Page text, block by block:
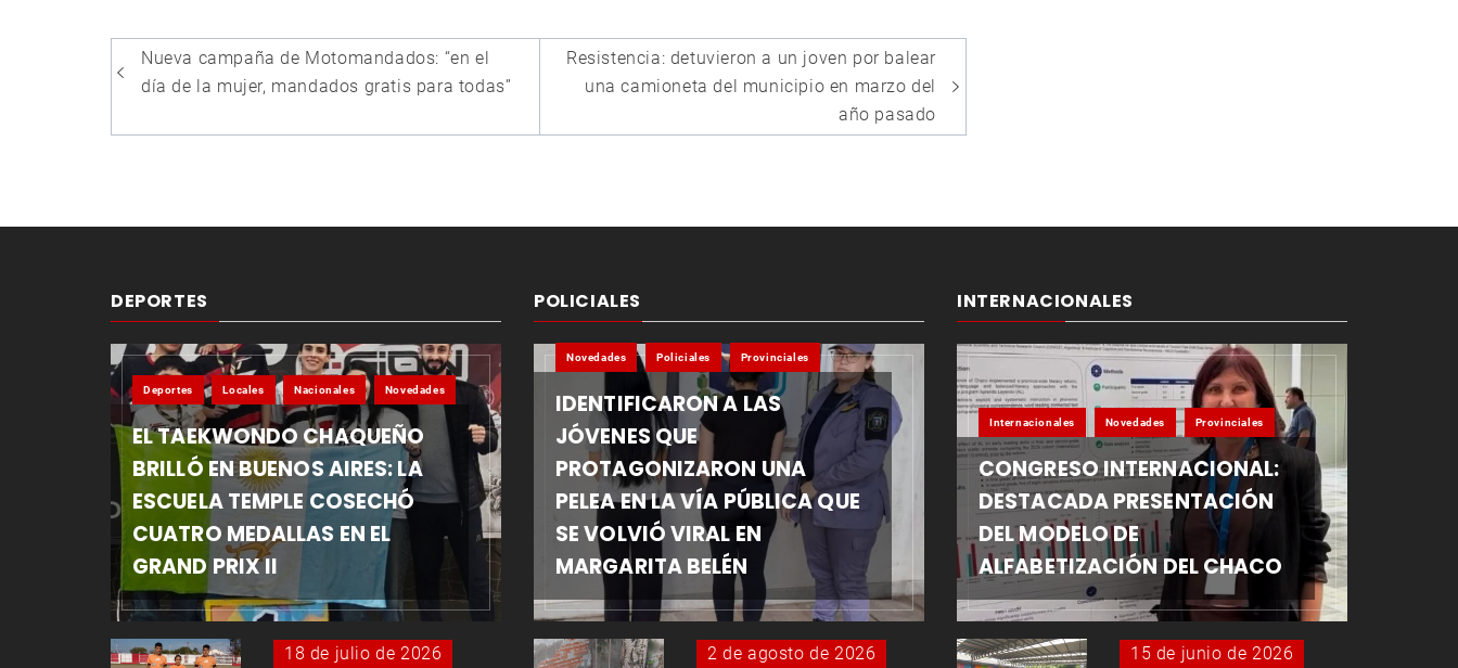
Navegación
de
entradas
Nueva campaña de Motomandados: “en el
día de la mujer, mandados gratis para todas”
Resistencia: detuvieron a un joven por balear
una camioneta del municipio en marzo del
año pasado
DEPORTES
Deportes Locales Nacionales Novedades
EL TAEKWONDO CHAQUEÑO
BRILLÓ EN BUENOS AIRES: LA
ESCUELA TEMPLE COSECHÓ
CUATRO MEDALLAS EN EL
GRAND PRIX II
18 de julio de 2026
POLICIALES
Novedades Policiales Provinciales
IDENTIFICARON A LAS
JÓVENES QUE
PROTAGONIZARON UNA
PELEA EN LA VÍA PÚBLICA QUE
SE VOLVIÓ VIRAL EN
MARGARITA BELÉN
2 de agosto de 2026
INTERNACIONALES
Internacionales Novedades Provinciales
CONGRESO INTERNACIONAL:
DESTACADA PRESENTACIÓN
DEL MODELO DE
ALFABETIZACIÓN DEL CHACO
15 de junio de 2026